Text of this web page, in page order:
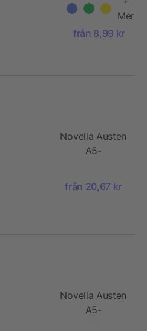
Mer
från 8,99 kr
Novella Austen
A5-
med mjukt
omslag – 100
från 20,67 kr
Novella Austen
A5-